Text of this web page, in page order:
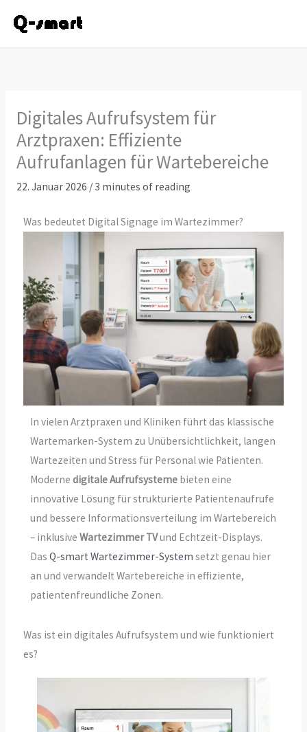
Inhalt
Digitales Aufrufsystem für
Arztpraxen: Effiziente
Aufrufanlagen für Wartebereiche
22. Januar 2026 / 3 minutes of reading
Was bedeutet Digital Signage im Wartezimmer?
In vielen Arztpraxen und Kliniken führt das klassische
Wartemarken-System zu Unübersichtlichkeit, langen
Wartezeiten und Stress für Personal wie Patienten.
Moderne digitale Aufrufsystemebieten eine
innovative Lösung für strukturierte Patientenaufrufe
und bessere Informationsverteilung im Wartebereich
– inklusive Wartezimmer TVund Echtzeit-Displays.
Das Q-smart Wartezimmer-System setzt genau hier
an und verwandelt Wartebereiche in effiziente,
patientenfreundliche Zonen.
Was ist ein digitales Aufrufsystem und wie funktioniert
es?